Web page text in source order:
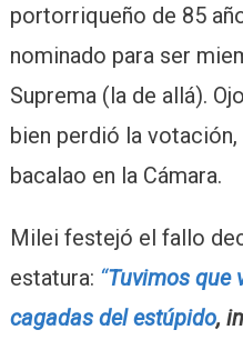
portorriqueño de 85
nominado para ser
Suprema (la de allá).
bien perdió la
bacalao en la Cámara.
Milei festejó el fallo
estatura: “Tuvimos que
cagadas del estúpido,